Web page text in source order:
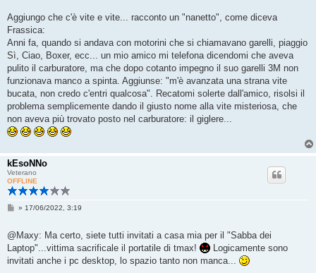
a
g
o
Aggiungo che c'è vite e vite... racconto un "nanetto", come diceva
Frassica:
Anni fa, quando si andava con motorini che si chiamavano garelli, piaggio
Sì, Ciao, Boxer, ecc... un mio amico mi telefona dicendomi che aveva
pulito il carburatore, ma che dopo cotanto impegno il suo garelli 3M non
funzionava manco a spinta. Aggiunse: "m'è avanzata una strana vite
bucata, non credo c'entri qualcosa". Recatomi solerte dall'amico, risolsi il
problema semplicemente dando il giusto nome alla vite misteriosa, che
non aveva più trovato posto nel carburatore: il giglere...
kEsoNNo
Veterano
OFFLINE
M
s
a
g
g
i
» 17/06/2022, 3:19
@Maxy: Ma certo, siete tutti invitati a casa mia per il "Sabba dei
Laptop"...vittima sacrificale il portatile di tmax!
Logicamente sono
invitati anche i pc desktop, lo spazio tanto non manca...